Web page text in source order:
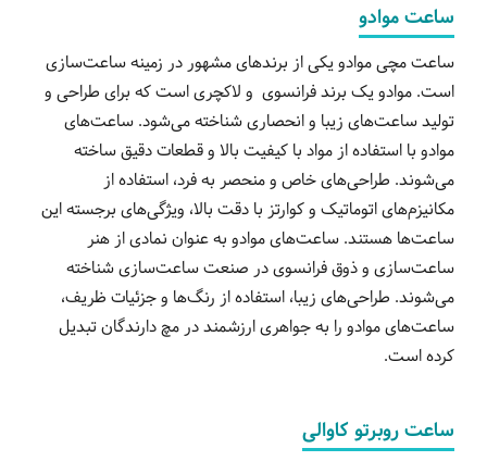
ساعت موادو
ساعت مچی موادو یکی از برندهای مشهور در زمینه ساعت‌سازی
است. موادو یک برند فرانسوی و لاکچری است که برای طراحی و
تولید ساعت‌های زیبا و انحصاری شناخته می‌شود. ساعت‌های
موادو با استفاده از مواد با کیفیت بالا و قطعات دقیق ساخته
می‌شوند. طراحی‌های خاص و منحصر به فرد، استفاده از
مکانیزم‌های اتوماتیک و کوارتز با دقت بالا، ویژگی‌های برجسته این
ساعت‌ها هستند. ساعت‌های موادو به عنوان نمادی از هنر
ساعت‌سازی و ذوق فرانسوی در صنعت ساعت‌سازی شناخته
می‌شوند. طراحی‌های زیبا، استفاده از رنگ‌ها و جزئیات ظریف،
ساعت‌های موادو را به جواهری ارزشمند در مچ دارندگان تبدیل
کرده است.
ساعت روبرتو کاوالی